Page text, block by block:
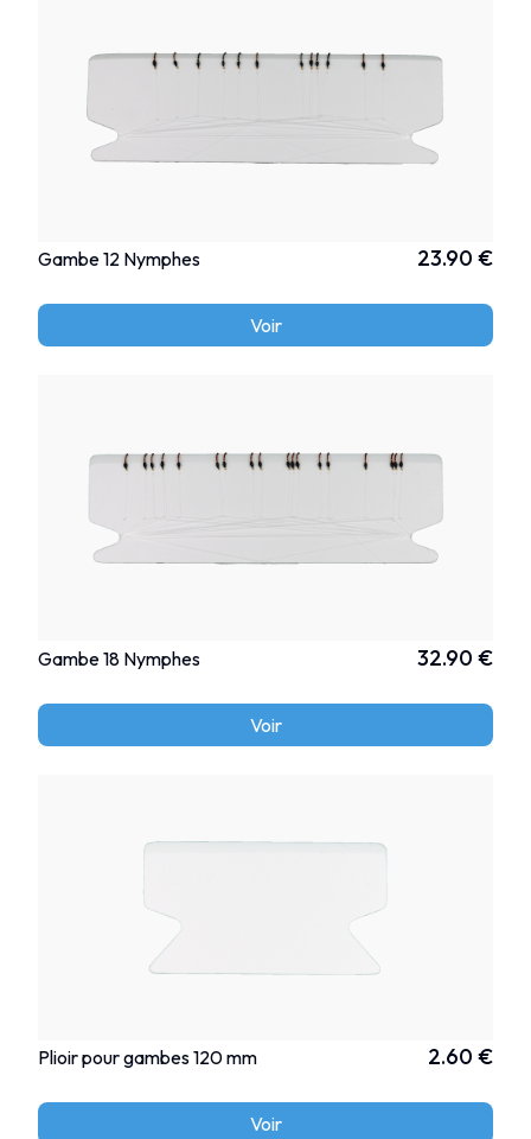
Gambe 12 Nymphes 23.90 €
Voir
Gambe 18 Nymphes 32.90 €
Voir
Plioir pour gambes 120 mm 2.60 €
Voir